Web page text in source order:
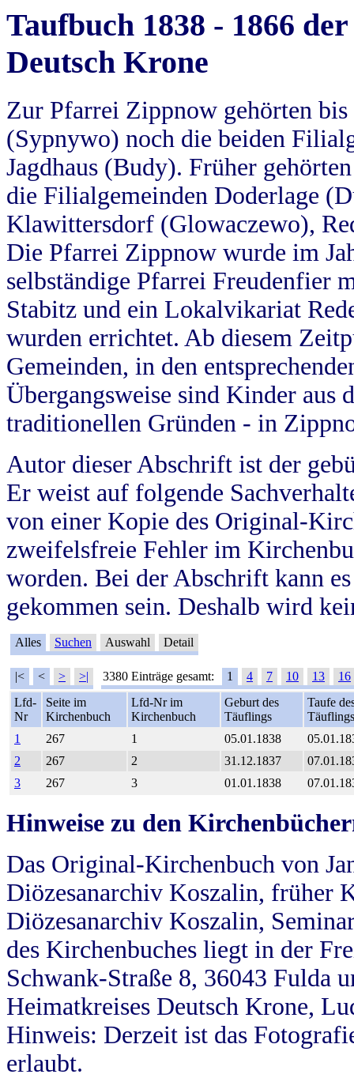
Taufbuch 1838 - 1866
Deutsch Krone
Zur Pfarrei Zippnow gehörten
(Sypnywo) noch die beiden
Jagdhaus (Budy). Früher
die Filialgemeinden Doderlage
Klawittersdorf (Glowaczewo),
Die Pfarrei Zippnow wurde im
selbständige Pfarrei Freudenfier
Stabitz und ein Lokalvikariat
wurden errichtet. Ab diesem
Gemeinden, in den
Übergangsweise sind Kinder aus
traditionellen Gründen - in
Autor dieser Abschrift ist der
Er weist auf folgende
von einer Kopie des Original-
zweifelsfreie Fehler im
worden. Bei der Abschrift kann
gekommen sein. Deshalb wird
Alles Suchen Auswahl Detail
|< < > >| 3380 Einträge gesamt: 1 4 7 10 13
16
Lfd-
Nr
Seite im
Kirchenbuch
Lfd-Nr im
Kirchenbuch
Geburt des
Täuflings
Taufe
Täuflings
1
267 1 05.01.1838
2
267 2 31.12.1837
3
267 3 01.01.1838
Hinweise zu den
Das Original-Kirchenbuch von
Diözesanarchiv Koszalin, früher
Diözesanarchiv Koszalin,
des Kirchenbuches liegt in der
Schwank-Straße 8, 36043 Fulda
Heimatkreises Deutsch Krone,
Hinweis: Derzeit ist das
erlaubt.